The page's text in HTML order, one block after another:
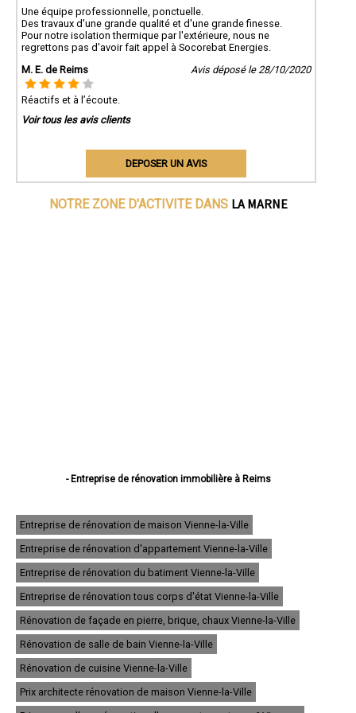
Une équipe professionnelle, ponctuelle.
Des travaux d'une grande qualité et d'une grande finesse.
Pour notre isolation thermique par l'extérieure, nous ne
regrettons pas d'avoir fait appel à Socorebat Energies.
M. E. de Reims
Avis déposé le 28/10/2020
Réactifs et à l’écoute.
Voir tous les avis clients
DEPOSER UN AVIS
NOTRE ZONE D'ACTIVITE DANS LA MARNE
- Entreprise de rénovation immobilière à Reims
- Entreprise de rénovation immobilière à Vitry-le-François
- Entreprise de rénovation immobilière à Tinqueux
- Entreprise de rénovation immobilière à Bétheny
- Entreprise de rénovation immobilière à Cormontreuil
- Entreprise de rénovation immobilière à Fismes
- Entreprise de rénovation immobilière à Saint-Memmie
- Entreprise de rénovation immobilière à Sézanne
- Entreprise de rénovation immobilière à Mourmelon-le-Grand
- Entreprise de rénovation immobilière à Witry-lès-Reims
- Entreprise de rénovation immobilière à Sainte-Menehould
- Entreprise de rénovation immobilière à Fagnières
- Entreprise de rénovation immobilière à Ay
- Entreprise de rénovation immobilière à Suippes
- Entreprise de rénovation immobilière à Montmirail
Entreprise de rénovation de maison Vienne-la-Ville
Entreprise de rénovation d'appartement Vienne-la-Ville
Entreprise de rénovation du batiment Vienne-la-Ville
Entreprise de rénovation tous corps d'état Vienne-la-Ville
Rénovation de façade en pierre, brique, chaux Vienne-la-Ville
Rénovation de salle de bain Vienne-la-Ville
Rénovation de cuisine Vienne-la-Ville
Prix architecte rénovation de maison Vienne-la-Ville